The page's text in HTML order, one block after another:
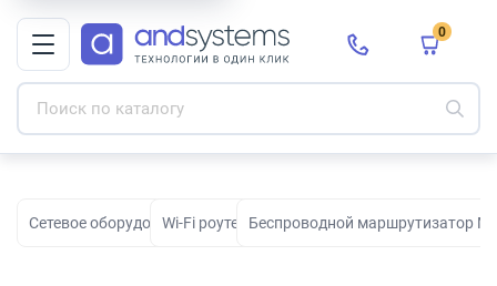
0
Сетевое оборудованиеWi-Fi роутерыБеспроводной маршрутизатор